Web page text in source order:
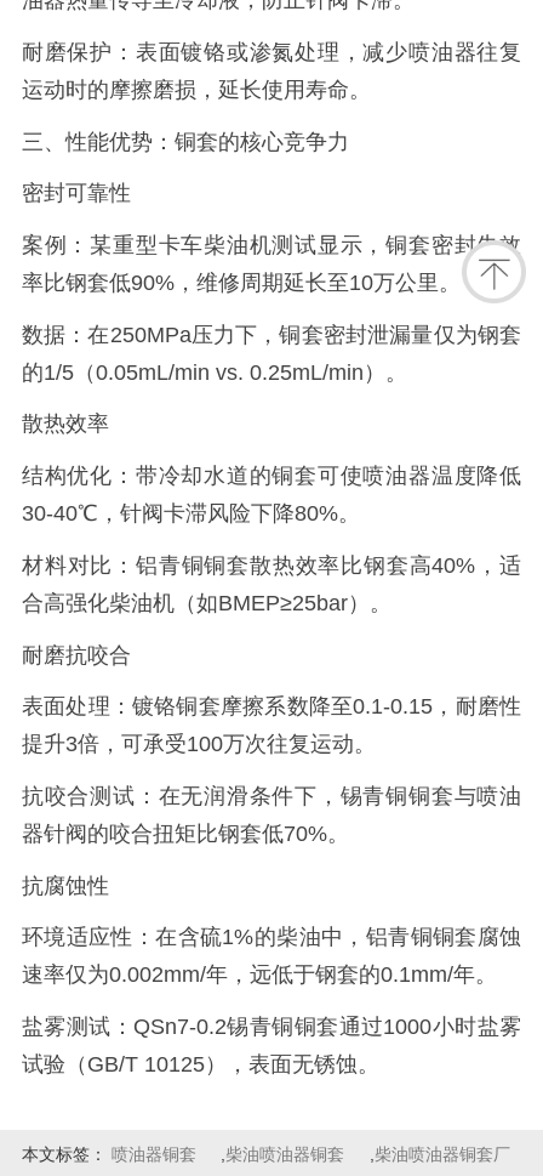
耐磨保护：表面镀铬或渗氮处理，减少喷油器往复
运动时的摩擦磨损，延长使用寿命。
三、性能优势：铜套的核心竞争力
密封可靠性
案例：某重型卡车柴油机测试显示，铜套密封失效
率比钢套低90%，维修周期延长至10万公里。
数据：在250MPa压力下，铜套密封泄漏量仅为钢套
的1/5（0.05mL/min vs. 0.25mL/min）。
散热效率
结构优化：带冷却水道的铜套可使喷油器温度降低
30-40℃，针阀卡滞风险下降80%。
材料对比：铝青铜铜套散热效率比钢套高40%，适
合高强化柴油机（如BMEP≥25bar）。
耐磨抗咬合
表面处理：镀铬铜套摩擦系数降至0.1-0.15，耐磨性
提升3倍，可承受100万次往复运动。
抗咬合测试：在无润滑条件下，锡青铜铜套与喷油
器针阀的咬合扭矩比钢套低70%。
抗腐蚀性
环境适应性：在含硫1%的柴油中，铝青铜铜套腐蚀
速率仅为0.002mm/年，远低于钢套的0.1mm/年。
盐雾测试：QSn7-0.2锡青铜铜套通过1000小时盐雾
试验（GB/T 10125），表面无锈蚀。
本文标签： 喷油器铜套 ,柴油喷油器铜套 ,柴油喷油器铜套厂